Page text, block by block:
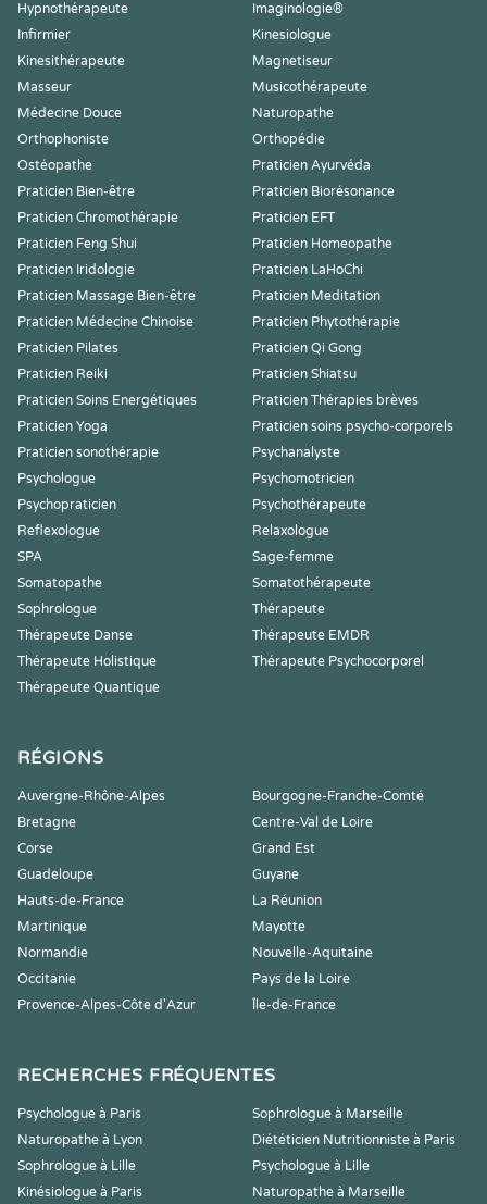
Hypnothérapeute
Imaginologie®
Infirmier
Kinesiologue
Kinesithérapeute
Magnetiseur
Masseur
Musicothérapeute
Médecine Douce
Naturopathe
Orthophoniste
Orthopédie
Ostéopathe
Praticien Ayurvéda
Praticien Bien-être
Praticien Biorésonance
Praticien Chromothérapie
Praticien EFT
Praticien Feng Shui
Praticien Homeopathe
Praticien Iridologie
Praticien LaHoChi
Praticien Massage Bien-être
Praticien Meditation
Praticien Médecine Chinoise
Praticien Phytothérapie
Praticien Pilates
Praticien Qi Gong
Praticien Reiki
Praticien Shiatsu
Praticien Soins Energétiques
Praticien Thérapies brèves
Praticien Yoga
Praticien soins psycho-corporels
Praticien sonothérapie
Psychanalyste
Psychologue
Psychomotricien
Psychopraticien
Psychothérapeute
Reflexologue
Relaxologue
SPA
Sage-femme
Somatopathe
Somatothérapeute
Sophrologue
Thérapeute
Thérapeute Danse
Thérapeute EMDR
Thérapeute Holistique
Thérapeute Psychocorporel
Thérapeute Quantique
RÉGIONS
Auvergne-Rhône-Alpes
Bourgogne-Franche-Comté
Bretagne
Centre-Val de Loire
Corse
Grand Est
Guadeloupe
Guyane
Hauts-de-France
La Réunion
Martinique
Mayotte
Normandie
Nouvelle-Aquitaine
Occitanie
Pays de la Loire
Provence-Alpes-Côte d'Azur
Île-de-France
RECHERCHES FRÉQUENTES
Psychologue à Paris
Sophrologue à Marseille
Naturopathe à Lyon
Diététicien Nutritionniste à Paris
Sophrologue à Lille
Psychologue à Lille
Kinésiologue à Paris
Naturopathe à Marseille